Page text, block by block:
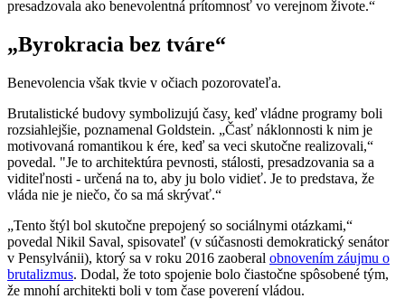
presadzovala ako benevolentná prítomnosť vo verejnom živote.“
„Byrokracia bez tváre“
Benevolencia však tkvie v očiach pozorovateľa.
Brutalistické budovy symbolizujú časy, keď vládne programy boli
rozsiahlejšie, poznamenal Goldstein. „Časť náklonnosti k nim je
motivovaná romantikou k ére, keď sa veci skutočne realizovali,“
povedal. "Je to architektúra pevnosti, stálosti, presadzovania sa a
viditeľnosti - určená na to, aby ju bolo vidieť. Je to predstava, že
vláda nie je niečo, čo sa má skrývať.“
„Tento štýl bol skutočne prepojený so sociálnymi otázkami,“
povedal Nikil Saval, spisovateľ (v súčasnosti demokratický senátor
v Pensylvánii), ktorý sa v roku 2016 zaoberal obnovením záujmu o
brutalizmus. Dodal, že toto spojenie bolo čiastočne spôsobené tým,
že mnohí architekti boli v tom čase poverení vládou.